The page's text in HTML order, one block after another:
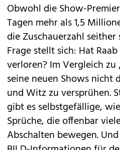
Obwohl die Show-
Tagen mehr als 1,5
die Zuschauerzahl
Frage stellt sich: Hat
verloren? Im Vergleich zu
seine neuen Shows nicht
und Witz zu versprühen.
gibt es selbstgefällige,
Sprüche, die offenbar
Abschalten bewegen.